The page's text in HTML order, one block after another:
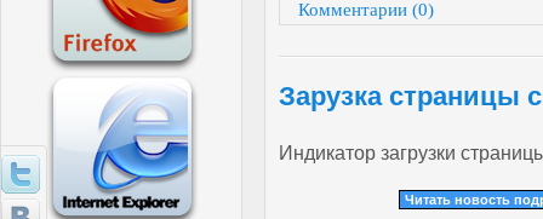
Комментарии (0)
Зарузка страницы
Индикатор загрузки
Читать новость